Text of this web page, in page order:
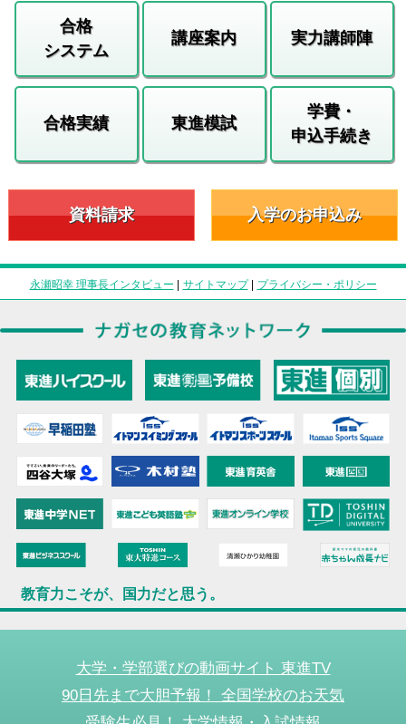
合格
システム
講座案内 実力講師陣
合格実績 東進模試
学費・
申込手続き
資料請求 入学のお申込み
永瀬昭幸 理事長インタビュー | サイトマップ| プライバシー・ポリシー
教育力こそが、国力だと思う。
大学・学部選びの動画サイト 東進TV
90日先まで大胆予報！ 全国学校のお天気